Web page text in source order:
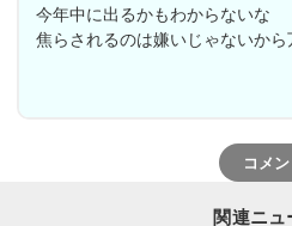
今年中に出るかもわからないな
焦らされるのは嫌いじゃないか
コメ
関連ニュ